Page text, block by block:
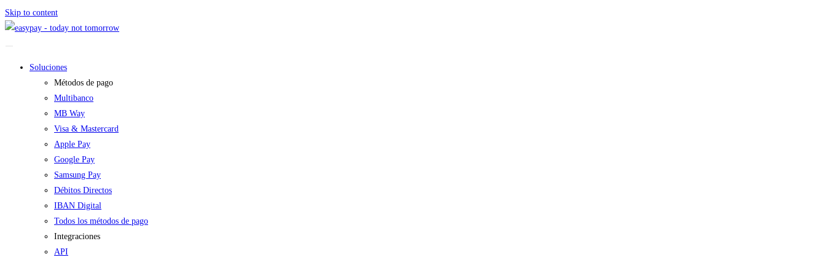
Skip to content
Soluciones
Métodos de pago
Multibanco
MB Way
Visa & Mastercard
Apple Pay
Google Pay
Samsung Pay
Débitos Directos
IBAN Digital
Todos los métodos de pago
Integraciones
API